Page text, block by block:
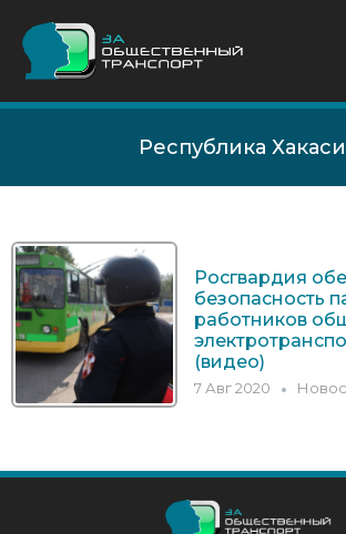
Республика
Росгвардия
безопасность
работников
(видео)
7 Авг 2020